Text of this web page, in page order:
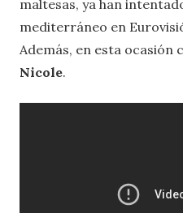
maltesas, ya han
mediterráneo en
Además, en esta ocasión
Nicole.